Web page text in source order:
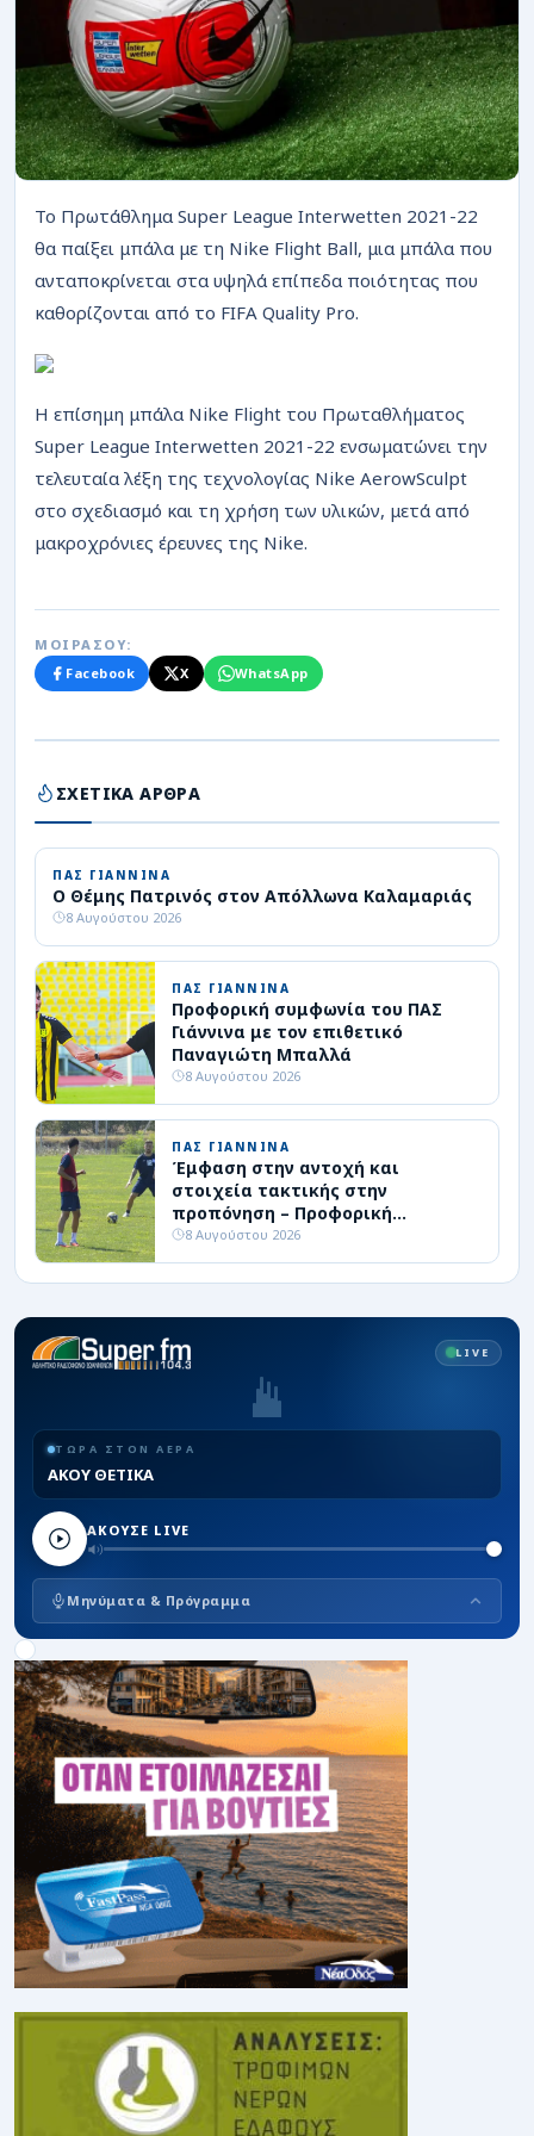
ΡΟΗ
To Πρωτάθλημα Super League Interwetten 2021-22
θα παίξει μπάλα με τη Nike Flight Ball, μια μπάλα που
ανταποκρίνεται στα υψηλά επίπεδα ποιότητας που
καθορίζονται από το FIFA Quality Pro.
Η επίσημη μπάλα Nike Flight του Πρωταθλήματος
Super League Interwetten 2021-22 ενσωματώνει την
τελευταία λέξη της τεχνολογίας Nike AerowSculpt
στο σχεδιασμό και τη χρήση των υλικών, μετά από
μακροχρόνιες έρευνες της Nike.
ΜΟΙΡΑΣΟΥ:
Facebook
X WhatsApp
ΣΧΕΤΙΚΑ ΑΡΘΡΑ
ΠΑΣ ΓΙΑΝΝΙΝΑ
Ο Θέμης Πατρινός στον Απόλλωνα Καλαμαριάς
8 Αυγούστου 2026
ΠΑΣ ΓΙΑΝΝΙΝΑ
Προφορική συμφωνία του ΠΑΣ
Γιάννινα με τον επιθετικό
Παναγιώτη Μπαλλά
8 Αυγούστου 2026
ΠΑΣ ΓΙΑΝΝΙΝΑ
Έμφαση στην αντοχή και
στοιχεία τακτικής στην
προπόνηση – Προφορική
συμφωνία με επιθετικό
8 Αυγούστου 2026
LIVE
ΤΩΡΑ ΣΤΟΝ ΑΕΡΑ
ΑΚΟΥ ΘΕΤΙΚΑ
ΑΚΟΥΣΕ LIVE
Μηνύματα & Πρόγραμμα